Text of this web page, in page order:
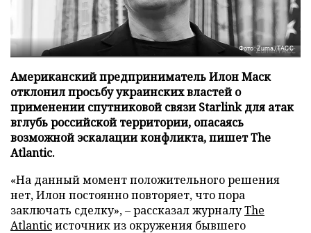
Фото: Zuma/ТАСС
Американский предприниматель Илон Маск
отклонил просьбу украинских властей о
применении спутниковой связи Starlink для атак
вглубь российской территории, опасаясь
возможной эскалации конфликта, пишет The
Atlantic.
«На данный момент положительного решения
нет, Илон постоянно повторяет, что пора
заключать сделку», – рассказал журналуThe
Atlanticисточник из окружения бывшего